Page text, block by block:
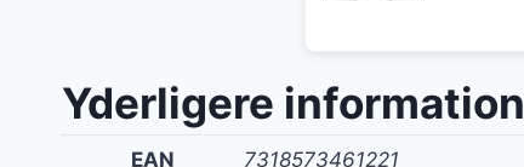
Yderligere information
EAN 7318573461221